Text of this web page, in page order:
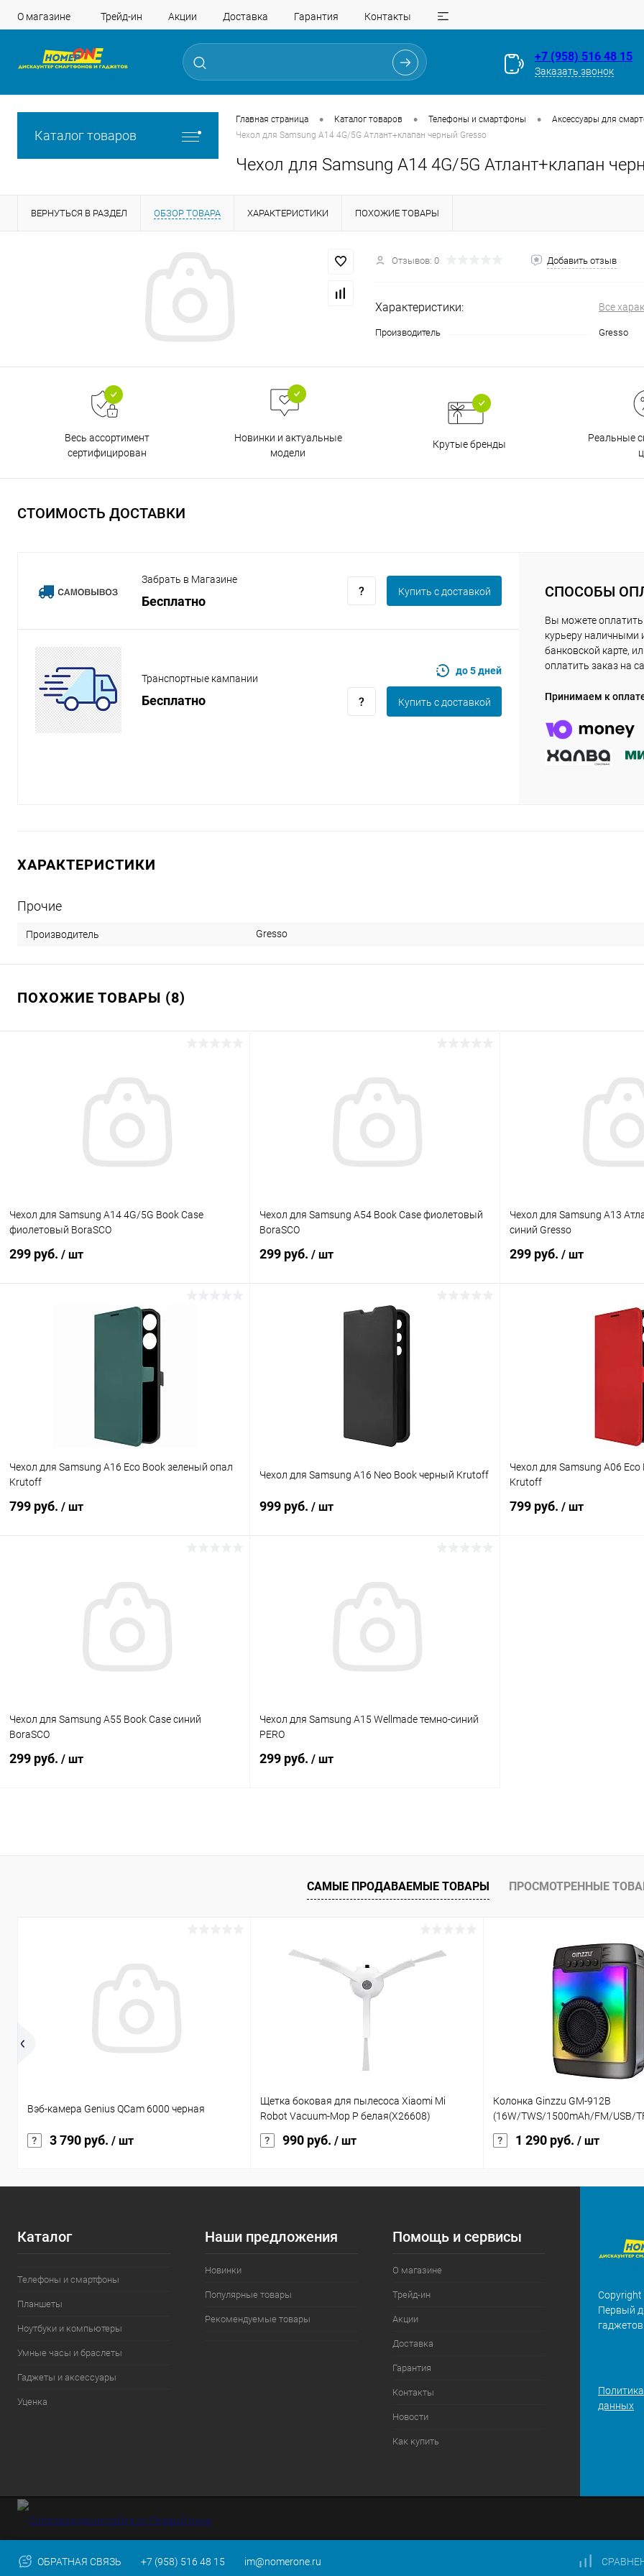
О магазине Трейд-ин Акции Доставка Гарантия Контакты
+7 (958) 516 48 15
Заказать звонок
Каталог товаров
Главная страница • Каталог товаров • Телефоны и смартфоны • Аксессуары для
Чехол для Samsung A14 4G/5G Атлант+клапан черный Gresso
Чехол для Samsung A14 4G/5G Атлант+клапан
ВЕРНУТЬСЯ В РАЗДЕЛ ОБЗОР ТОВАРА ХАРАКТЕРИСТИКИ ПОХОЖИЕ ТОВАРЫ
Отзывов: 0 Добавить отзыв
Характеристики: Все
Производитель Gresso
Весь ассортимент
сертифицирован
Новинки и актуальные
модели
Крутые бренды
Реальные
СТОИМОСТЬ ДОСТАВКИ
Забрать в Магазине
Бесплатно
Купить c доставкой
Транспортные кампании
Бесплатно
до 5 дней
Купить c доставкой
СПОСОБЫ
Вы можете оплатить
курьеру наличными
банковской карте,
оплатить заказ на
Принимаем к
ХАРАКТЕРИСТИКИ
Прочие
Производитель Gresso
ПОХОЖИЕ ТОВАРЫ (8)
Чехол для Samsung A14 4G/5G Book Case
фиолетовый BoraSCO
299 руб. / шт
В корзину
К сравнению
В наличии
Чехол для Samsung A54 Book Case фиолетовый
BoraSCO
299 руб. / шт
В корзину
Чехол для Samsung A13
синий Gresso
299 руб. / шт
В
Чехол для Samsung A16 Eco Book зеленый опал
Krutoff
799 руб. / шт
Чехол для Samsung A16 Neo Book черный Krutoff
999 руб. / шт
Чехол для Samsung A06
Krutoff
799 руб. / шт
Чехол для Samsung A55 Book Case синий
BoraSCO
299 руб. / шт
К сравнению
Чехол для Samsung A15 Wellmade темно-синий
PERO
299 руб. / шт
К сравнению
В избранное В наличии
Разбейте
на частибез переплат
График платежей
25
25 % картой любого банка
выбранный способом
Оставшиеся
списываться
с вашей картыпо25%каждые 2 недели
САМЫЕ ПРОДАВАЕМЫЕ ТОВАРЫ ПРОСМОТРЕННЫЕ
Вэб-камера Genius QCam 6000 черная
3 790 руб. / шт
Щетка боковая для пылесоса Xiaomi Mi
Robot Vacuum-Mop P белая(X26608)
990 руб. / шт
Колонка Ginzzu GM-912B
(16W/TWS/1500mAh/FM/USB/
1 290 руб. / шт
Каталог
Телефоны и смартфоны
Планшеты
Ноутбуки и компьютеры
Умные часы и браслеты
Гаджеты и аксессуары
Уценка
Наши предложения
Новинки
Популярные товары
Рекомендуемые товары
Помощь и сервисы
О магазине
Трейд-ин
Акции
Доставка
Гарантия
Контакты
Новости
Как купить
Copyright
Первый
данных
ОБРАТНАЯ СВЯЗЬ +7 (958) 516 48 15 im@nomerone.ru